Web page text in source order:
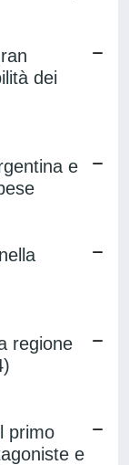
dei
e
regione
primo
e